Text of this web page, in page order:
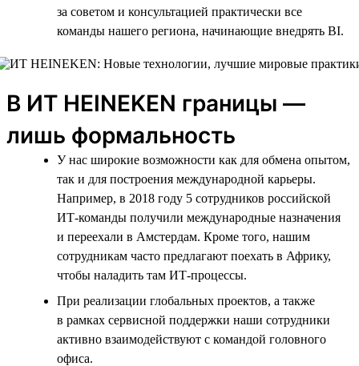
за советом и консультацией практически все
команды нашего региона, начинающие внедрять BI.
В ИТ HEINEKEN границы —
лишь формальность
У нас широкие возможности как для обмена опытом,
так и для построения международной карьеры.
Например, в 2018 году 5 сотрудников российской
ИТ-команды получили международные назначения
и переехали в Амстердам. Кроме того, нашим
сотрудникам часто предлагают поехать в Африку,
чтобы наладить там ИТ-процессы.
При реализации глобальных проектов, а также
в рамках сервисной поддержки наши сотрудники
активно взаимодействуют с командой головного
офиса.